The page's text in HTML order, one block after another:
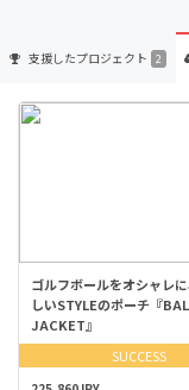
支援したプロジェクト 2
ゴルフボールをオシャレ
しいSTYLEのポーチ『
JACKET』
SUCCESS